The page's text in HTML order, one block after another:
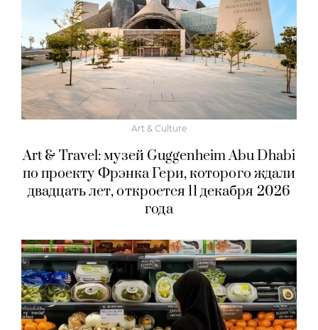
Art & Culture
Art & Travel: музей Guggenheim Abu Dhabi
по проекту Фрэнка Гери, которого ждали
двадцать лет, откроется 11 декабря 2026
года